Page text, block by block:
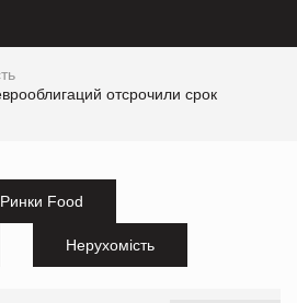
отсрочили срок
Ринки Food
Нерухомість